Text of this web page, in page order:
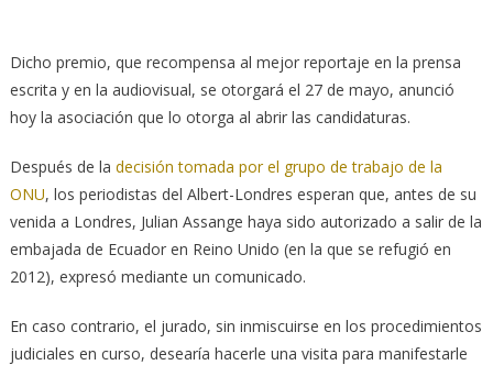
Dicho premio, que recompensa al mejor reportaje en la prensa
escrita y en la audiovisual, se otorgará el 27 de mayo, anunció
hoy la asociación que lo otorga al abrir las candidaturas.
Después de la decisión tomada por el grupo de trabajo de la
ONU, los periodistas del Albert-Londres esperan que, antes de su
venida a Londres, Julian Assange haya sido autorizado a salir de la
embajada de Ecuador en Reino Unido (en la que se refugió en
2012), expresó mediante un comunicado.
En caso contrario, el jurado, sin inmiscuirse en los procedimientos
judiciales en curso, desearía hacerle una visita para manifestarle